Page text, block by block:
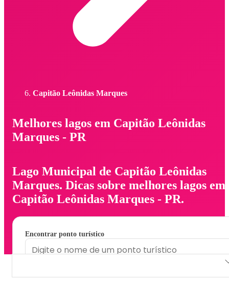
Capitão Leônidas Marques
Melhores lagos em Capitão Leônidas
Marques - PR
Lago Municipal de Capitão Leônidas
Marques. Dicas sobre melhores lagos em
Capitão Leônidas Marques - PR.
Encontrar ponto turístico